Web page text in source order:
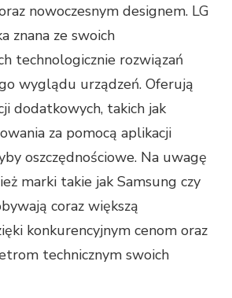
nowoczesnym designem. LG
znana ze swoich
technologicznie rozwiązań
wyglądu urządzeń. Oferują
dodatkowych, takich jak
za pomocą aplikacji
oszczędnościowe. Na uwagę
marki takie jak Samsung czy
coraz większą
konkurencyjnym cenom oraz
technicznym swoich